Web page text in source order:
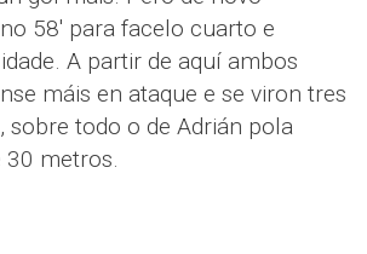
58' para facelo cuarto e
A partir de aquí ambos
máis en ataque e se viron tres
sobre todo o de Adrián pola
30 metros.